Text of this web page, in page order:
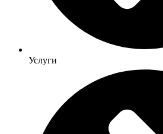
Услуги